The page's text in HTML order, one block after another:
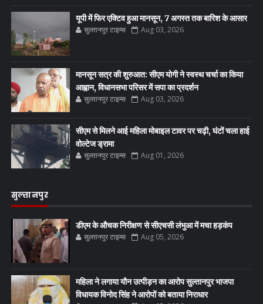
यूपी में फिर एक्टिव हुआ मानसून, 7 अगस्त तक बारिश के आसार
सुल्तानपुर टाइम्स Aug 03, 2026
मानसून सत्र की शुरुआत: सीएम योगी ने स्वस्थ चर्चा का किया
आह्वान, विधानसभा परिसर में सपा का प्रदर्शन
सुल्तानपुर टाइम्स Aug 03, 2026
सीएम से मिलने आई महिला मोबाइल टावर पर चढ़ी, घंटों चला हाई
वोल्टेज ड्रामा
सुल्तानपुर टाइम्स Aug 01, 2026
सुल्तानपुर
डीएम के औचक निरीक्षण से सीएचसी लंभुआ में मचा हड़कंप
सुल्तानपुर टाइम्स Aug 05, 2026
महिला ने लगाया यौन उत्पीड़न का आरोप सुल्तानपुर भाजपा
विधायक विनोद सिंह ने आरोपों को बताया निराधार